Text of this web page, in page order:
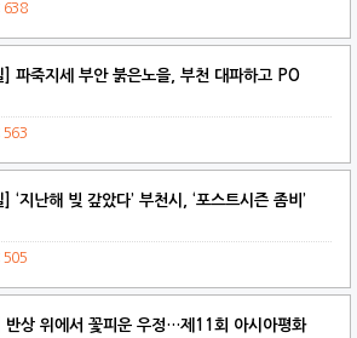
638
죽지세 부안 붉은노을, 부천 대파하고 PO
563
난해 빚 갚았다’ 부천시, ‘포스트시즌 좀비’
505
상 위에서 꽃피운 우정…제11회 아시아평화